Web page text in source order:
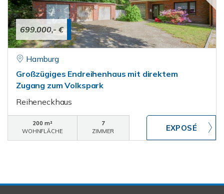
699.000,- €
Hamburg
Großzügiges Endreihenhaus mit direktem
Zugang zum Volkspark
Reiheneckhaus
200 m²
WOHNFLÄCHE
7
ZIMMER